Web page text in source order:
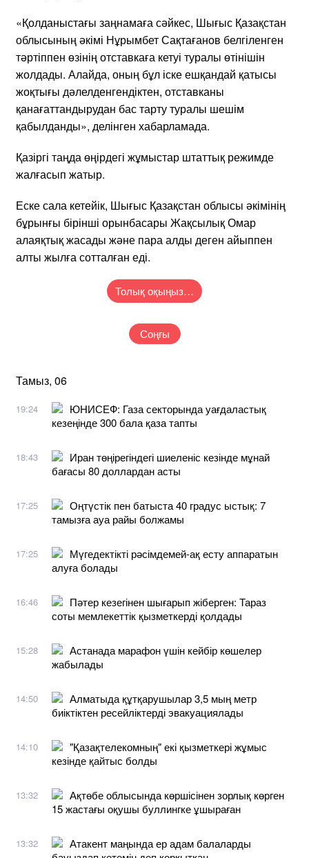
«Қолданыстағы заңнамаға сәйкес, Шығыс Қазақстан
облысының әкімі Нұрымбет Сақтағанов белгіленген
тәртіппен өзінің отставкаға кетуі туралы өтінішін
жолдады. Алайда, оның бұл іске ешқандай қатысы
жоқтығы дәлелденгендіктен, отставканы
қанағаттандырудан бас тарту туралы шешім
қабылданды», делінген хабарламада.
Қазіргі таңда өңірдегі жұмыстар штаттық режимде
жалғасып жатыр.
Еске сала кетейік, Шығыс Қазақстан облысы әкімінің
бұрынғы бірінші орынбасары Жақсылық Омар
алаяқтық жасады және пара алды деген айыппен
алты жылға сотталған еді.
Толық оқыңыз…
Соңғы
Тамыз, 06
19:24
ЮНИСЕФ: Газа секторында уағдаластық
кезеңінде 300 бала қаза тапты
18:43
Иран төңірегіндегі шиеленіс кезінде мұнай
бағасы 80 доллардан асты
17:25
Оңтүстік пен батыста 40 градус ыстық: 7
тамызға ауа райы болжамы
17:25
Мүгедектікті рәсімдемей-ақ есту аппаратын
алуға болады
16:46
Пәтер кезегінен шығарып жіберген: Тараз
соты мемлекеттік қызметкерді қолдады
15:28
Астанада марафон үшін кейбір көшелер
жабылады
14:50
Алматыда құтқарушылар 3,5 мың метр
биіктіктен ресейліктерді эвакуациялады
14:10
"Қазақтелекомның" екі қызметкері жұмыс
кезінде қайтыс болды
13:32
Ақтөбе облысында көршісінен зорлық көрген
15 жастағы оқушы буллингке ұшыраған
13:32
Атакент маңында ер адам балаларды